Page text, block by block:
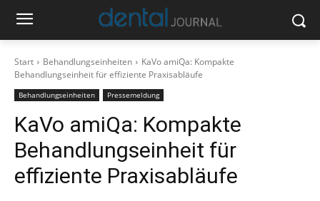
Start Behandlungseinheiten
KaVo amiQa: Kompakte
Behandlungseinheit für effiziente Praxisabläufe
Behandlungseinheiten Pressemeldung
KaVo amiQa: Kompakte
Behandlungseinheit für
effiziente Praxisabläufe